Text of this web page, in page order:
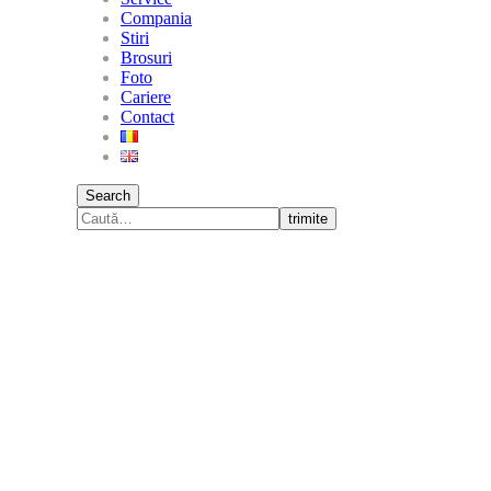
Compania
Stiri
Brosuri
Foto
Cariere
Contact
Search
trimite